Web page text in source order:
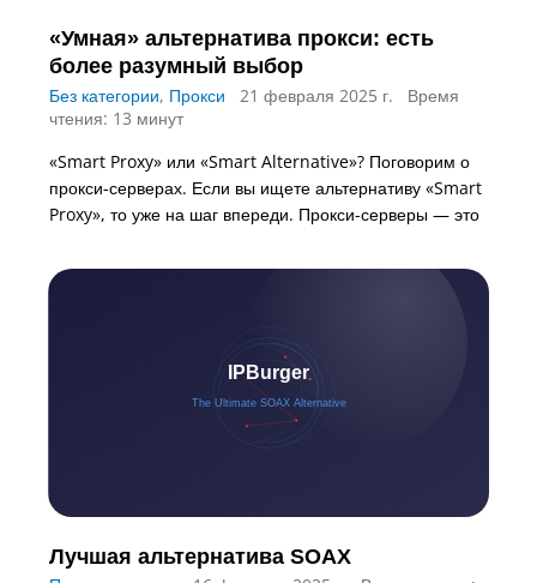
«Умная» альтернатива прокси: есть
более разумный выбор
Без категории, Прокси 21 февраля 2025 г.
Время
чтения: 13 минут
«Smart Proxy» или «Smart Alternative»? Поговорим о
прокси-серверах. Если вы ищете альтернативу «Smart
Proxy», то уже на шаг впереди. Прокси-серверы — это
Лучшая альтернатива SOAX